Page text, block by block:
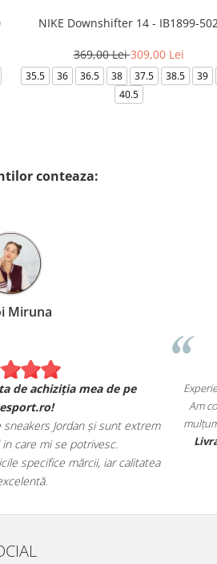
NIKE Downshifter 14 - IB1899-
369,00 Lei309,00 Lei
35.5 36 36.5 38 37.5 38.5 39
40.5
conteaza:
exact ca în
și oferta
pasionaților
Sunt foarte
Am comandat o
de fericita cu
Aceștia au toate